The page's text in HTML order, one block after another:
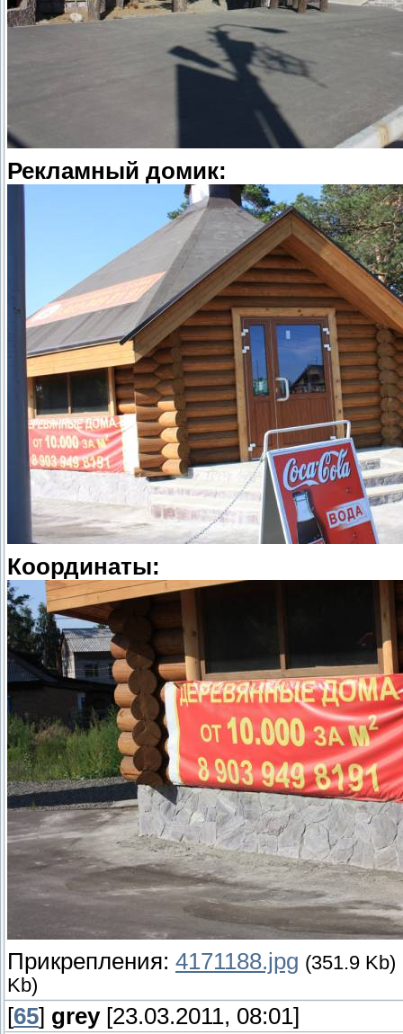
Рекламный домик:
Координаты:
Прикрепления: 4171188.jpg (351.9 Kb)
Kb)
[65] grey[23.03.2011, 08:01]